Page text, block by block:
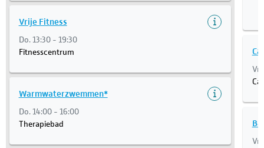
Vrije Fitness
Do. 13:30 - 19:30
Fitnesscentrum
Warmwaterzwemmen*
Do. 14:00 - 16:00
Therapiebad
Vr.
Vr.